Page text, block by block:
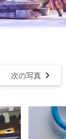
次の写真